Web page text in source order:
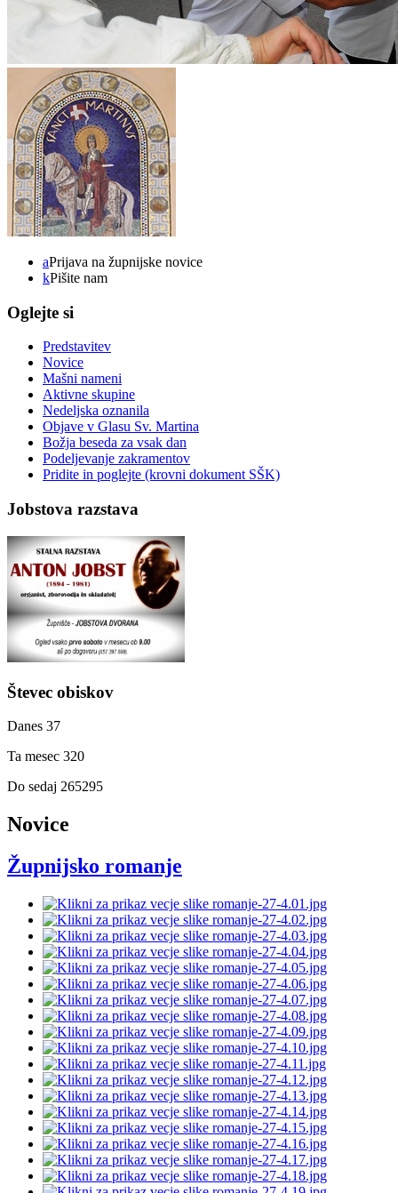
aPrijava na župnijske novice
kPišite nam
Oglejte si
Predstavitev
Novice
Mašni nameni
Aktivne skupine
Nedeljska oznanila
Objave v Glasu Sv. Martina
Božja beseda za vsak dan
Podeljevanje zakramentov
Pridite in poglejte (krovni dokument SŠK)
Jobstova razstava
Števec obiskov
Danes 37
Ta mesec 320
Do sedaj 265295
Novice
Župnijsko romanje